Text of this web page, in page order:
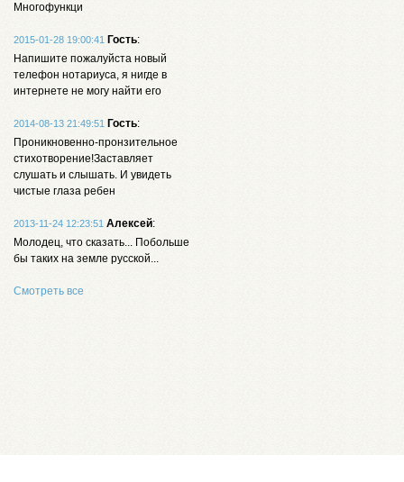
Многофункци
2015-01-28 19:00:41 Гость:
Напишите пожалуйста новый
телефон нотариуса, я нигде в
интернете не могу найти его
2014-08-13 21:49:51 Гость:
Проникновенно-пронзительное
стихотворение!Заставляет
слушать и слышать. И увидеть
чистые глаза ребен
2013-11-24 12:23:51 Алексей:
Молодец, что сказать... Побольше
бы таких на земле русской...
Смотреть все